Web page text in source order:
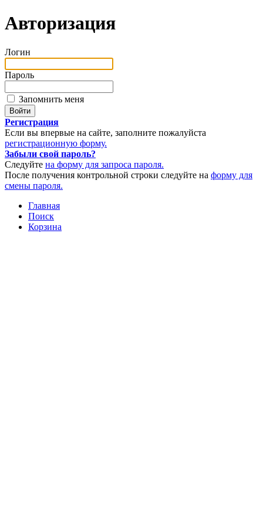
Авторизация
Логин
Пароль
Запомнить меня
Регистрация
Если вы впервые на сайте, заполните пожалуйста
регистрационную форму.
Забыли свой пароль?
Следуйте на форму для запроса пароля.
После получения контрольной строки следуйте на форму для
смены пароля.
Главная
Поиск
Корзина